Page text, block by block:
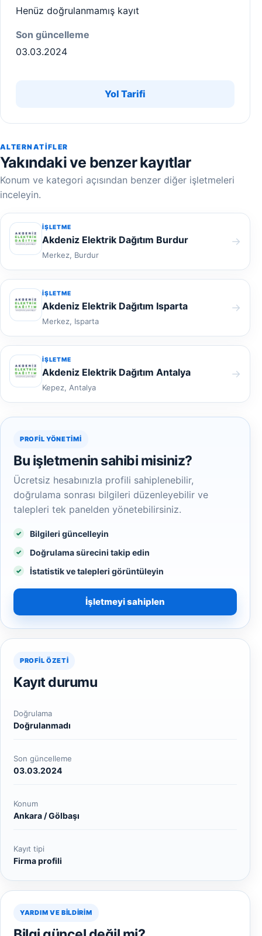
Henüz doğrulanmamış kayıt
Son güncelleme
03.03.2024
Yol Tarifi
ALTERNATIFLER
Yakındaki ve benzer kayıtlar
Konum ve kategori açısından benzer diğer işletmeleri
inceleyin.
İŞLETME
Akdeniz Elektrik Dağıtım Burdur
Merkez, Burdur
→
İŞLETME
Akdeniz Elektrik Dağıtım Isparta
Merkez, Isparta
→
İŞLETME
Akdeniz Elektrik Dağıtım Antalya
Kepez, Antalya
→
PROFIL YÖNETIMI
Bu işletmenin sahibi misiniz?
Ücretsiz hesabınızla profili sahiplenebilir,
doğrulama sonrası bilgileri düzenleyebilir ve
talepleri tek panelden yönetebilirsiniz.
Bilgileri güncelleyin
Doğrulama sürecini takip edin
İstatistik ve talepleri görüntüleyin
İşletmeyi sahiplen
PROFIL ÖZETI
Kayıt durumu
Doğrulama
Doğrulanmadı
Son güncelleme
03.03.2024
Konum
Ankara / Gölbaşı
Kayıt tipi
Firma profili
YARDIM VE BILDIRIM